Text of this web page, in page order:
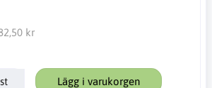
kr
st Lägg i varukorgen